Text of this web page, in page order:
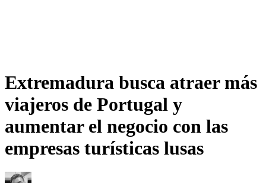
Extremadura busca atraer más
viajeros de Portugal y
aumentar el negocio con las
empresas turísticas lusas